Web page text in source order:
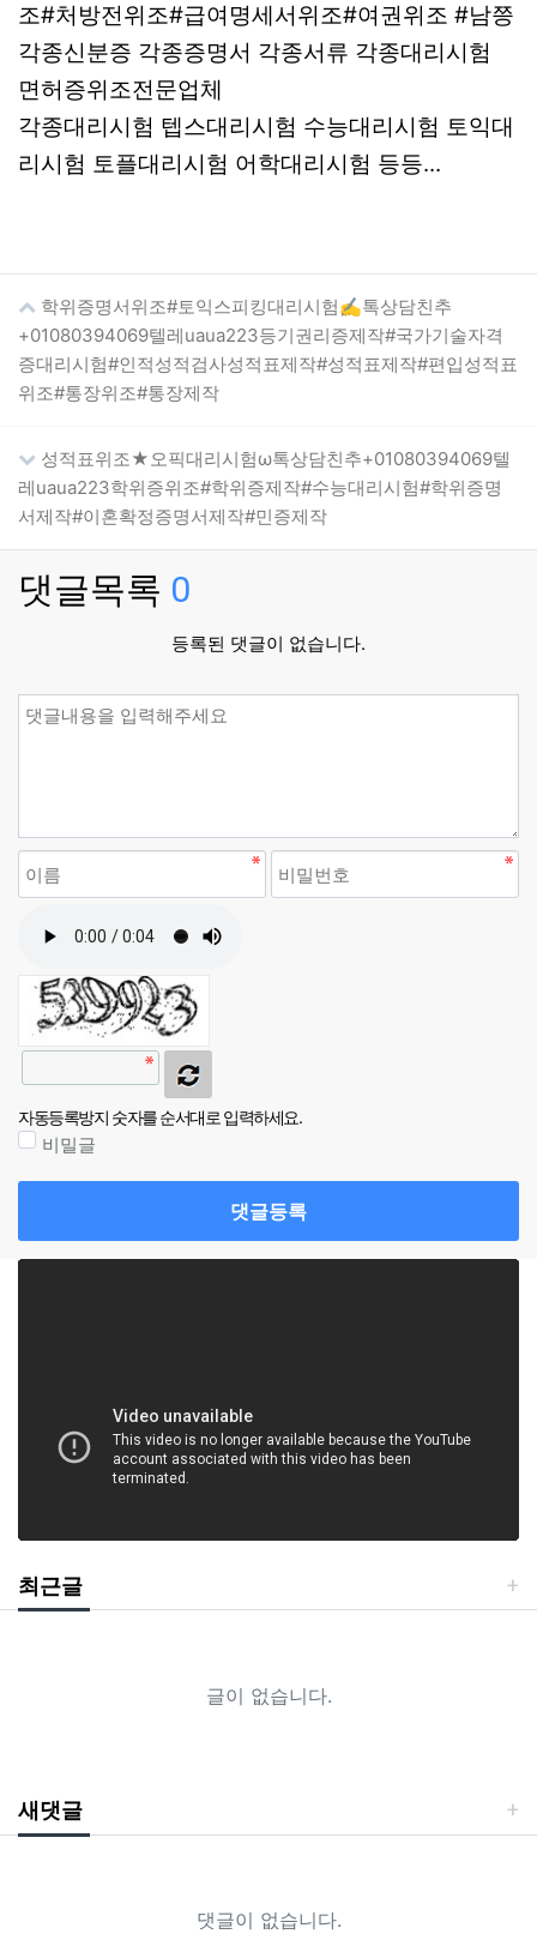
조#처방전위조#급여명세서위조#여권위조 #남쯩
각종신분증 각종증명서 각종서류 각종대리시험
면허증위조전문업체
각종대리시험 텝스대리시험 수능대리시험 토익대
리시험 토플대리시험 어학대리시험 등등...
학위증명서위조#토익스피킹대리시험✍톡상담친추
+01080394069텔레uaua223등기권리증제작#국가기술자격
증대리시험#인적성적검사성적표제작#성적표제작#편입성적표
위조#통장위조#통장제작
성적표위조★오픽대리시험ω톡상담친추+01080394069텔
레uaua223학위증위조#학위증제작#수능대리시험#학위증명
서제작#이혼확정증명서제작#민증제작
댓글목록 0
등록된 댓글이 없습니다.
자동등록방지 숫자를 순서대로 입력하세요.
비밀글
댓글등록
최근글
글이 없습니다.
새댓글
댓글이 없습니다.